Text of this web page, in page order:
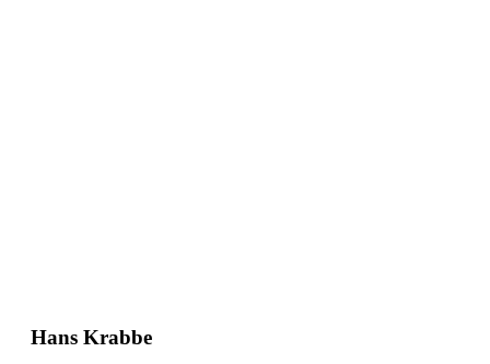
Hans Krabbe